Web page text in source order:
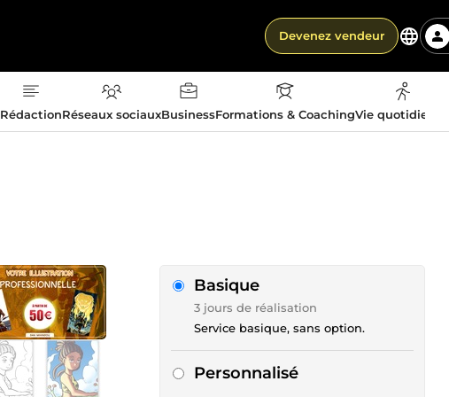
Devenez vendeur
RédactionRéseaux sociauxBusinessFormations & CoachingVie
Basique
3 jours de réalisation
Service basique, sans option.
Personnalisé